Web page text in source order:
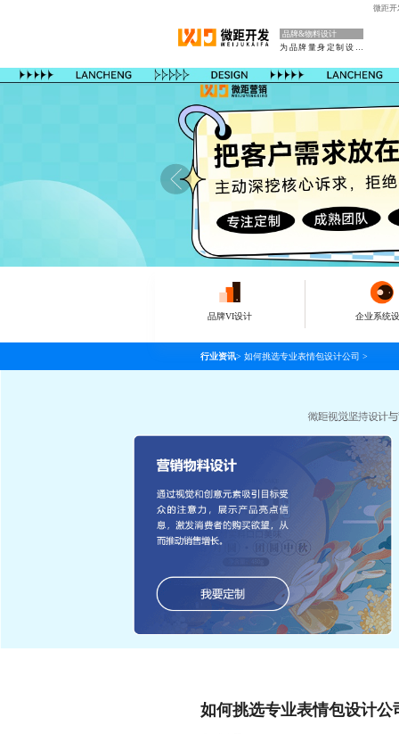
微距开
品牌&物料设计
为品牌量身定制设计
品牌VI设计 企业系统
行业资讯> 如何挑选专业表情包设计公司 >
如何挑选专业表情包设计公